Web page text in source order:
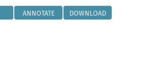
ANNOTATE DOWNLOAD